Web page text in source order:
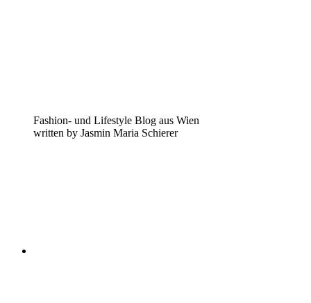
Fashion- und Lifestyle Blog aus Wien
written by Jasmin Maria Schierer